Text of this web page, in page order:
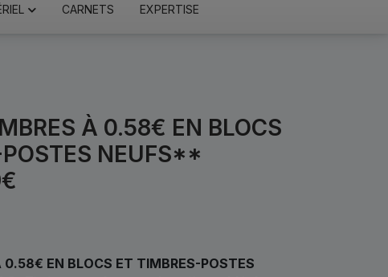
CARNETS EXPERTISE
À 0.58€ EN BLOCS
NEUFS**
0.58€ EN BLOCS ET TIMBRES-POSTES